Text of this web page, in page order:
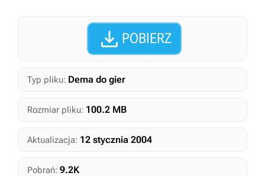
 POBIERZ
Typ pliku: Dema do gier
Rozmiar pliku: 100.2 MB
Aktualizacja: 12 stycznia 2004
Pobrań: 9.2K